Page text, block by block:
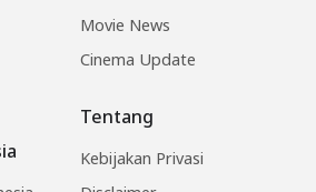
Movie News
Cinema Update
Tentang
Kebijakan Privasi